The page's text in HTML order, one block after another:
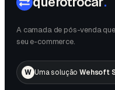
A camada de pós-venda
seu e-commerce.
W Uma soluçãoWehsoft